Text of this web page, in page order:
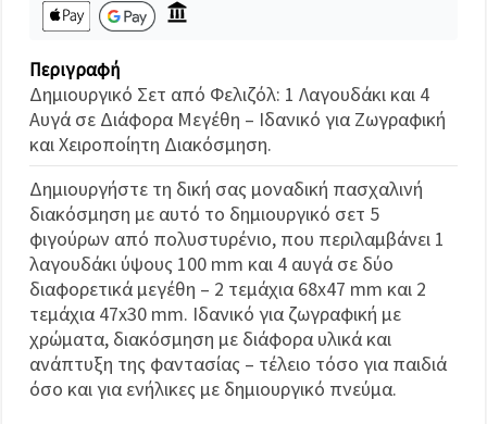
Ρυθμίσεις
Περιγραφή
Δημιουργικό Σετ από Φελιζόλ: 1 Λαγουδάκι και 4
Αυγά σε Διάφορα Μεγέθη – Ιδανικό για Ζωγραφική
και Χειροποίητη Διακόσμηση.
Δημιουργήστε τη δική σας μοναδική πασχαλινή
διακόσμηση με αυτό το δημιουργικό σετ 5
φιγούρων από πολυστυρένιο, που περιλαμβάνει 1
λαγουδάκι ύψους 100 mm και 4 αυγά σε δύο
διαφορετικά μεγέθη – 2 τεμάχια 68x47 mm και 2
τεμάχια 47x30 mm. Ιδανικό για ζωγραφική με
χρώματα, διακόσμηση με διάφορα υλικά και
ανάπτυξη της φαντασίας – τέλειο τόσο για παιδιά
όσο και για ενήλικες με δημιουργικό πνεύμα.